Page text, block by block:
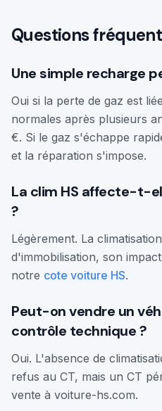
Questions
Une simple recharge
Oui si la perte de gaz est
normales après plusieurs
€. Si le gaz s'échappe
et la réparation s'impose.
La clim HS affecte-t-
?
Légèrement. La
d'immobilisation, son
notre cote voiture HS.
Peut-on vendre un
contrôle technique ?
Oui. L'absence de
refus au CT, mais un CT
vente à voiture-hs.com.